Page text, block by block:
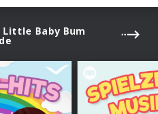
Baby Bum